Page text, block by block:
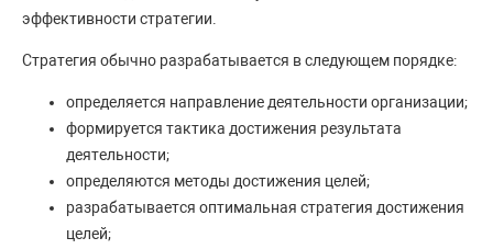
эффективности стратегии.
Стратегия обычно разрабатывается в следующем порядке:
определяется направление деятельности организации;
формируется тактика достижения результата
деятельности;
определяются методы достижения целей;
разрабатывается оптимальная стратегия достижения
целей;